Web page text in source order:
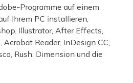
Programme auf einem
Ihrem PC installieren,
Illustrator, After Effects,
Acrobat Reader, InDesign CC,
Rush, Dimension und die